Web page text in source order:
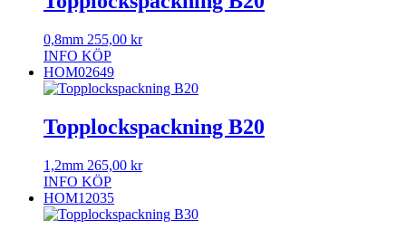
0,8mm 255,00 kr
INFO KÖP
HOM02649
Topplockspackning B20
1,2mm 265,00 kr
INFO KÖP
HOM12035